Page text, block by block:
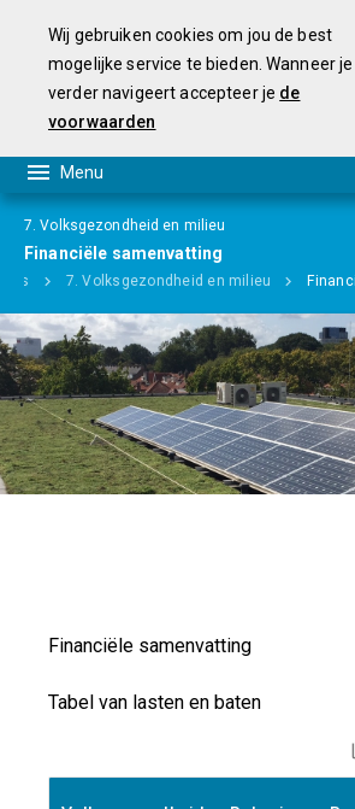
7. Volksgezondheid en milieu
Financiële samenvatting
7. Volksgezondheid en milieu
Financiële samenvatting
Tabel van lasten en baten
Wij gebruiken cookies om jou de best
mogelijke service te bieden. Wanneer je
verder navigeert accepteer je de
voorwaarden